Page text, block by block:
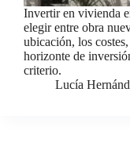
Invertir en vivienda
elegir entre obra
ubicación, los
horizonte de
criterio.
Lucía